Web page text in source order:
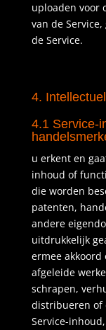
uploaden voor
van de
de Service.
4.
4.1 Service-
u erkent en
inhoud of
die worden
patenten,
andere
uitdrukkelijk
ermee akkoord
afgeleide
schrapen,
distribueren of
Service-